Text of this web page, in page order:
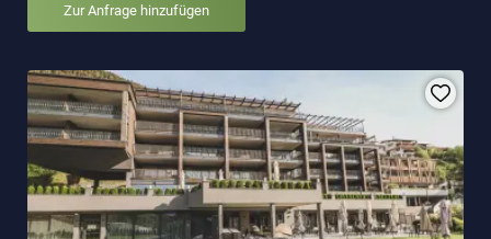
Zur Anfrage hinzufügen